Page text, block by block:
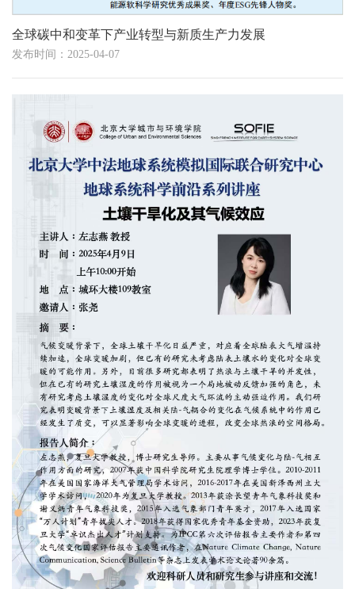
全球碳中和变革下产业转型与新质生产力发展
发布时间：2025-04-07